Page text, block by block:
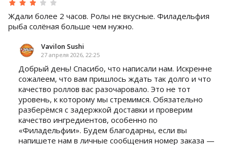
Ждали более 2 часов. Ролы не вкусные. Филадельфия
рыба солёная больше чем нужно.
Vavilon Sushi
27 апреля 2026, 22:25
Добрый день! Спасибо, что написали нам. Искренне
сожалеем, что вам пришлось ждать так долго и что
качество роллов вас разочаровало. Это не тот
уровень, к которому мы стремимся. Обязательно
разберёмся с задержкой доставки и проверим
качество ингредиентов, особенно по
«Филадельфии». Будем благодарны, если вы
напишете нам в личные сообщения номер заказа —